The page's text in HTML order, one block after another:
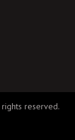
reserved.